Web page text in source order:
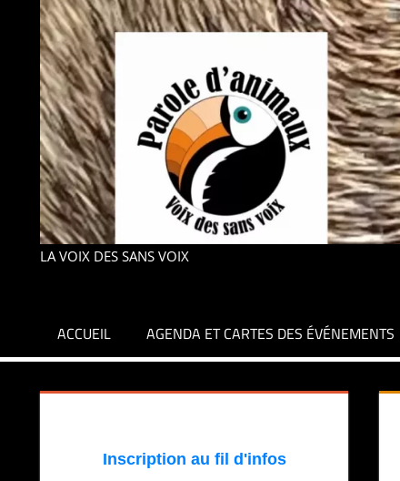
LA VOIX DES SANS VOIX
ACCUEIL AGENDA ET CARTES DES ÉVÉNEMENTS